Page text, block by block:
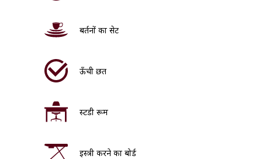
बर्तनों का सेट
ऊँची छत
स्टडी रूम
इस्त्री करने का बोर्ड